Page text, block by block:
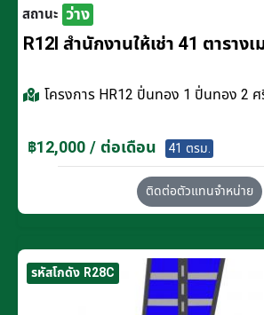
สถานะ ว่าง
R12I สำนักงานให้เช่า 41 ตาราง
โครงการ HR12 ปิ่นทอง 1 ปิ่นทอง 2 ศ
฿12,000 / ต่อเดือน 41 ตรม.
ติดต่อตัวแทนจำหน่าย
รหัสโกดัง R28C